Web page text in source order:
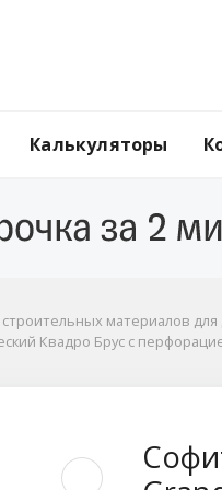
Калькуляторы
RAL 8017 шоколад
строительных материалов
Квадро Брус с